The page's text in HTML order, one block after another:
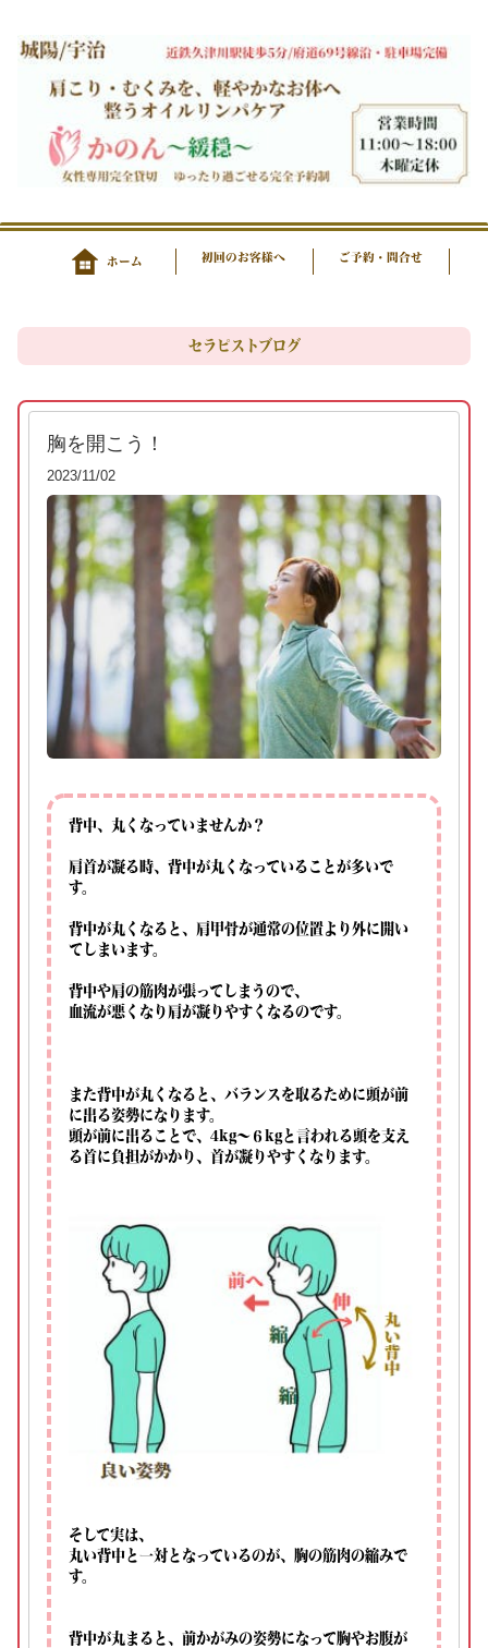
ホーム 初回のお客様へ ご予約・問合せ
セラピストブログ
胸を開こう！
2023/11/02
背中、丸くなっていませんか？
肩首が凝る時、背中が丸くなっていることが多いで
す。
背中が丸くなると、肩甲骨が通常の位置より外に開い
てしまいます。
背中や肩の筋肉が張ってしまうので、
血流が悪くなり肩が凝りやすくなるのです。
また背中が丸くなると、バランスを取るために頭が前
に出る姿勢になります。
頭が前に出ることで、4kg～６kgと言われる頭を支え
る首に負担がかかり、首が凝りやすくなります。
そして実は、
丸い背中と一対となっているのが、胸の筋肉の縮みで
す。
背中が丸まると、前かがみの姿勢になって胸やお腹が